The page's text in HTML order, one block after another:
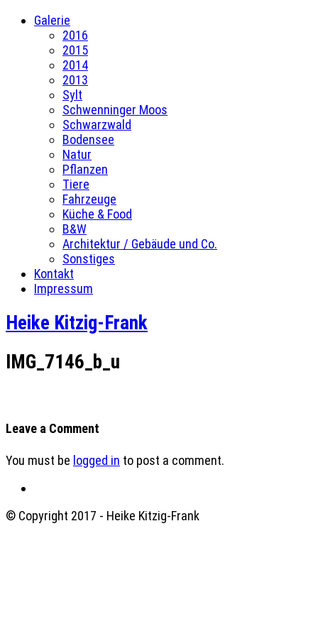
Galerie
2016
2015
2014
2013
Sylt
Schwenninger Moos
Schwarzwald
Bodensee
Natur
Pflanzen
Tiere
Fahrzeuge
Küche & Food
B&W
Architektur / Gebäude und Co.
Sonstiges
Kontakt
Impressum
Heike Kitzig-Frank
IMG_7146_b_u
Leave a Comment
You must be logged in to post a comment.
© Copyright 2017 - Heike Kitzig-Frank